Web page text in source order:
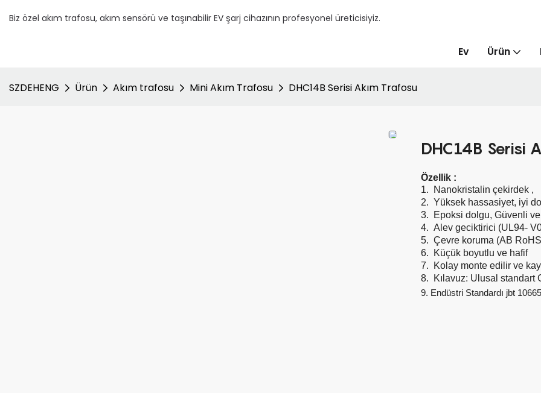
Biz özel akım trafosu, akım sensörü ve taşınabilir EV şarj cihazının profesyonel üreticisiyiz.
Ev Ürün
SZDEHENG Ürün Akım trafosu Mini Akım Trafosu DHC14B Serisi Akım Trafosu
DHC14B Serisi
Özellik :
1.
Nanokristalin çekirdek ,
2. Yüksek hassasiyet, iyi
3.
Epoksi dolgu, Güvenli
4. Alev geciktirici (UL94-
5. Çevre koruma (AB
6.
Küçük boyutlu ve hafif
7.
Kolay monte edilir ve
8.
Kılavuz: Ulusal standart
9. Endüstri Standardı jbt